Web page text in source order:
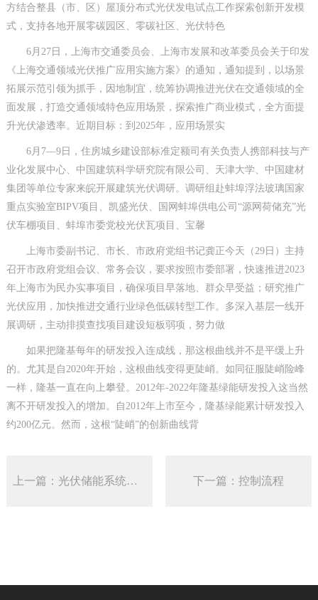
方结合整县（市、区）屋顶分布式光伏发电试点工作探索创新开发模
式，支持各地开展零碳园区、零碳社区、光伏特色
6月27日，上海市交通委员会、上海市发展和改革委员会关于印发
《上海交通领域光伏推广应用实施方案》的通知，通知提到，以场景
拓展示范引领为抓手，因地制宜，统筹协调推进光伏在交通领域的全
面发展，打造交通领域特色应用场景，探索推广商业模式，全方面提
升光伏渗透率。近期目标：到2025年，应用场景实
6月7—9日，住房城乡建设部标准定额司有关负责人携部科技与产
业化发展中心、中国建筑科学研究院有限公司、天津大学、中国建材
集团等单位专家来皖开展建筑光伏调研。调研组赴蚌埠浮法玻璃国家
重点实验室BIPV项目、凯盛光伏、国网蚌埠供电公司“源网荷储充”光
伏车棚项目、蚌埠市委党校光伏瓦项目、宝馨
上海市委副书记、市长、市政府党组书记龚正今天（29日）主持
召开市政府党组会议、常务会议，要求按照市委部署，快速推进2023
年上海市为民办实事项目，确保项目早落地、群众早受益；研究推广
光伏应用，加快推进交通行业绿色低碳转型工作。多深入基层一线开
展调研，主动排摸查找项目建设短板弱项，努力做
如果把隆基每年的研发投入连成线，那这根曲线并不是平缓上升
的。尤其是自2020年开始，这根曲线变得更陡峭。如同征服陡峭险峰
一样，隆基一直在向上攀登。2012年-2022年隆基绿能研发投入这当然
离不开研发投入的增加。自2012年上市至今，隆基绿能累计研发投入
约200亿元。然而，这根“陡峭”的创新曲线背
上一篇：光伏储能系统关键设备介绍 下一篇：控制流程